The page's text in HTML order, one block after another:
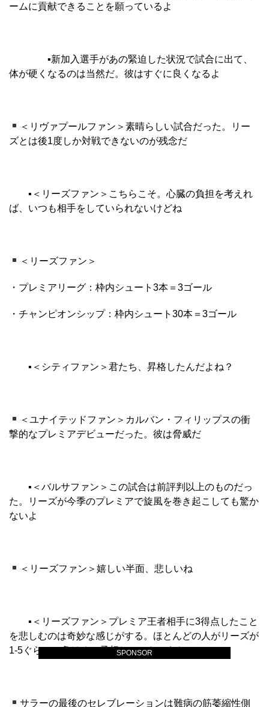
SPONSOR
ームに貢献できることを願っているよ
▪︎新加入選手があの緊迫した状況で試合に出て、
体が硬くなるのは当然だ。彼はすぐに良くなるよ
＜リヴァプールファン＞素晴らしい試合だった。リー
ズとは後1度しか対戦できないのが残念だ
▪︎ ＜リーズファン＞こちらこそ。心臓の負担を考えれ
ば、いつも相手をしていられないけどね
＜リーズファン＞
・プレミアリーグ：枠内シュート3本＝3ゴール
・チャンピオンシップ：枠内シュート30本＝3ゴール
▪︎ ＜シティファン＞君たち、昇格したんだよね？
＜ユナイテッドファン＞カルバン・フィリップスの衝
撃的なプレミアデビューだった。彼は脅威だ
▪︎ ＜バルサファン＞この試合は前評判以上のものだっ
た。リーズが今季のプレミアで旋風を巻き起こしても驚か
ないよ
＜リーズファン＞嬉しい半面、悲しいね
▪︎ ＜リーズファン＞プレミア王者相手に3得点したこと
を悲しむのは奇妙な感じがする。ほとんどの人がリーズが
1-5ぐらいで負けると予想していたからね
サラーの最後のセレブレーションは難病の筋萎縮性側